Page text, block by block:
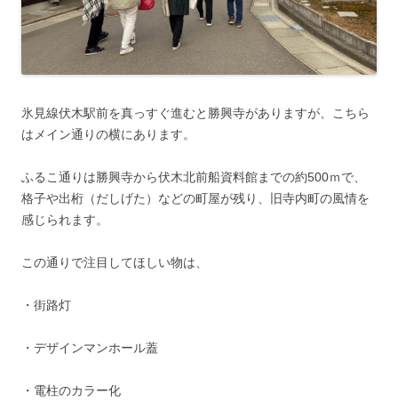
氷見線伏木駅前を真っすぐ進むと勝興寺がありますが、こちら
はメイン通りの横にあります。
ふるこ通りは勝興寺から伏木北前船資料館までの約500ｍで、
格子や出桁（だしげた）などの町屋が残り、旧寺内町の風情を
感じられます。
この通りで注目してほしい物は、
・街路灯
・デザインマンホール蓋
・電柱のカラー化